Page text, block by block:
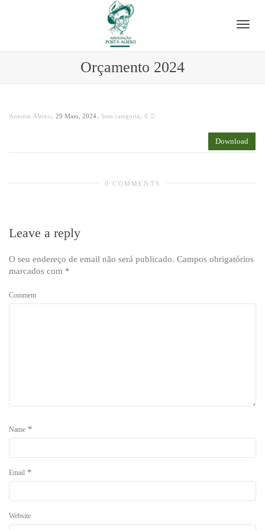
Orçamento 2024
Antonio Aleixo, 29 Maio, 2024, Sem categoria, 0
Download
0 COMMENTS
Leave a reply
O seu endereço de email não será publicado. Campos obrigatórios
marcados com *
Comment
Name *
Email *
Website